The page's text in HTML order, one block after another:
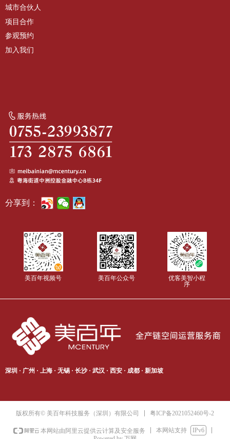
深圳 · 广州 · 上海 · 无锡 · 长沙 · 武汉 · 西安 · 成都 · 新加坡
美百年公众号
美百年视频号
优客美智小程
序
城市合伙人
项目合作
参观预约
加入我们
分享到：
版权所有© 美百年科技服务（深圳）有限公司 粤ICP备2021052460号-2
本网站由阿里云提供云计算及安全服务 本网站支持
IPv6